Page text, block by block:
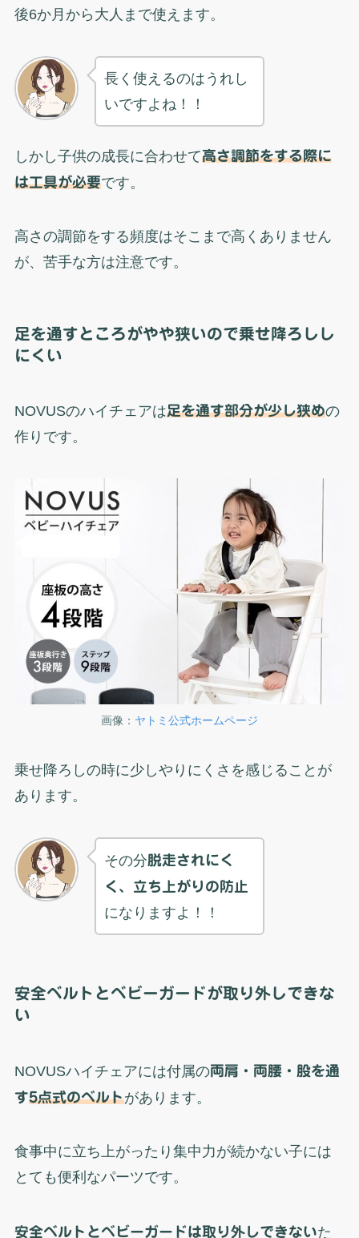
後6か月から大人まで使えます。
長く使えるのはうれし
いですよね！！
しかし子供の成長に合わせて高さ調節をする際に
は工具が必要です。
高さの調節をする頻度はそこまで高くありません
が、苦手な方は注意です。
足を通すところがやや狭いので乗せ降ろしし
にくい
NOVUSのハイチェアは足を通す部分が少し狭めの
作りです。
画像： ヤトミ公式ホームページ
乗せ降ろしの時に少しやりにくさを感じることが
あります。
その分脱走されにく
く、立ち上がりの防止
になりますよ！！
安全ベルトとベビーガードが取り外しできな
い
NOVUSハイチェアには付属の両肩・両腰・股を通
す5点式のベルトがあります。
食事中に立ち上がったり集中力が続かない子には
とても便利なパーツです。
安全ベルトとベビーガードは取り外しできないた